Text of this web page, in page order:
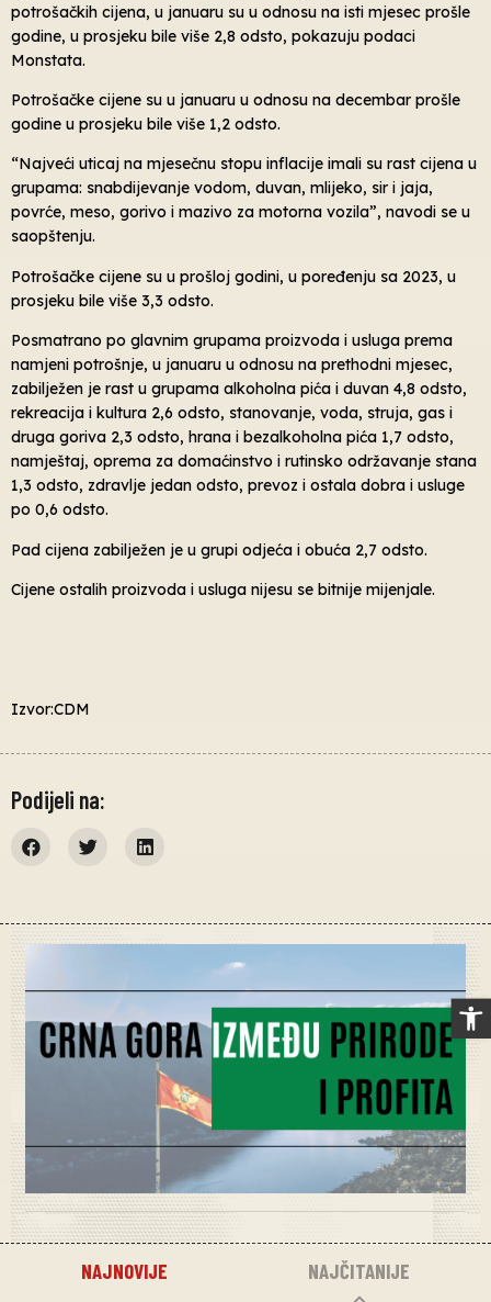
potrošačkih cijena, u januaru su u odnosu na isti mjesec prošle
godine, u prosjeku bile više 2,8 odsto, pokazuju podaci
Monstata.
Potrošačke cijene su u januaru u odnosu na decembar prošle
godine u prosjeku bile više 1,2 odsto.
“Najveći uticaj na mjesečnu stopu inflacije imali su rast cijena u
grupama: snabdijevanje vodom, duvan, mlijeko, sir i jaja,
povrće, meso, gorivo i mazivo za motorna vozila”, navodi se u
saopštenju.
Potrošačke cijene su u prošloj godini, u poređenju sa 2023, u
prosjeku bile više 3,3 odsto.
Posmatrano po glavnim grupama proizvoda i usluga prema
namjeni potrošnje, u januaru u odnosu na prethodni mjesec,
zabilježen je rast u grupama alkoholna pića i duvan 4,8 odsto,
rekreacija i kultura 2,6 odsto, stanovanje, voda, struja, gas i
druga goriva 2,3 odsto, hrana i bezalkoholna pića 1,7 odsto,
namještaj, oprema za domaćinstvo i rutinsko održavanje stana
1,3 odsto, zdravlje jedan odsto, prevoz i ostala dobra i usluge
po 0,6 odsto.
Pad cijena zabilježen je u grupi odjeća i obuća 2,7 odsto.
Cijene ostalih proizvoda i usluga nijesu se bitnije mijenjale.
Izvor:CDM
Podijeli na:
NAJNOVIJE NAJČITANIJE